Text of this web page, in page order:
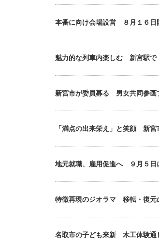
本番に向け会場設営 ８月１６日
魅力的な列車内楽しむ 新宮駅で
新宮市が委員募る 男女共同参画
「満点の出来栄え」と笑顔 新
地元就職、雇用促進へ ９月５日
特徴再現のジオラマ 移転・復
名取市の子ども来新 木工体験通